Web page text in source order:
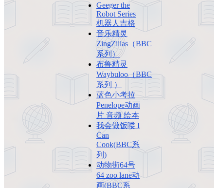
Geeger the
Robot Series
机器人吉格
音乐精灵
ZingZillas（BBC
系列）
布鲁精灵
Waybuloo（BBC
系列 ）
蓝色小考拉
Penelope动画
片 音频 绘本
我会做饭喽 I
Can
Cook(BBC系
列)
动物街64号
64 zoo lane动
画(BBC系